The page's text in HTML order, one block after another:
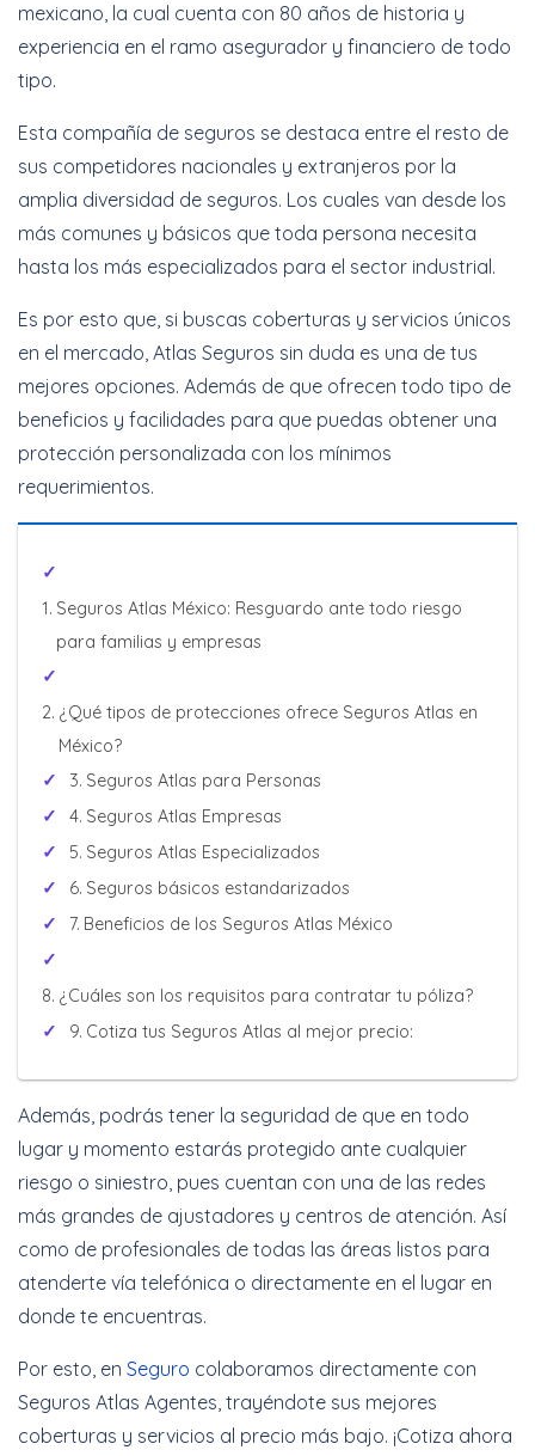
mexicano, la cual cuenta con 80 años de historia y
experiencia en el ramo asegurador y financiero de todo
tipo.
Esta compañía de seguros se destaca entre el resto de
sus competidores nacionales y extranjeros por la
amplia diversidad de seguros. Los cuales van desde los
más comunes y básicos que toda persona necesita
hasta los más especializados para el sector industrial.
Es por esto que, si buscas coberturas y servicios únicos
en el mercado, Atlas Seguros sin duda es una de tus
mejores opciones. Además de que ofrecen todo tipo de
beneficios y facilidades para que puedas obtener una
protección personalizada con los mínimos
requerimientos.
Seguros Atlas México: Resguardo ante todo riesgo
para familias y empresas
¿Qué tipos de protecciones ofrece Seguros Atlas en
México?
Seguros Atlas para Personas
Seguros Atlas Empresas
Seguros Atlas Especializados
Seguros básicos estandarizados
Beneficios de los Seguros Atlas México
¿Cuáles son los requisitos para contratar tu póliza?
Cotiza tus Seguros Atlas al mejor precio:
Además, podrás tener la seguridad de que en todo
lugar y momento estarás protegido ante cualquier
riesgo o siniestro, pues cuentan con una de las redes
más grandes de ajustadores y centros de atención. Así
como de profesionales de todas las áreas listos para
atenderte vía telefónica o directamente en el lugar en
donde te encuentras.
Por esto, en Seguro colaboramos directamente con
Seguros Atlas Agentes, trayéndote sus mejores
coberturas y servicios al precio más bajo. ¡Cotiza ahora